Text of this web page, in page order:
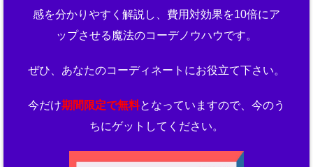
感を分かりやすく解説し、費用対効果を10倍にア
ップさせる魔法のコーデノウハウです。
ぜひ、あなたのコーディネートにお役立て下さい。
今だけ期間限定で無料となっていますので、今のう
ちにゲットしてください。